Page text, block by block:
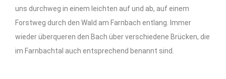
uns durchweg in einem leichten auf und ab, auf einem
Forstweg durch den Wald am Farnbach entlang. Immer
wieder überqueren den Bach über verschiedene Brücken, die
im Farnbachtal auch entsprechend benannt sind.